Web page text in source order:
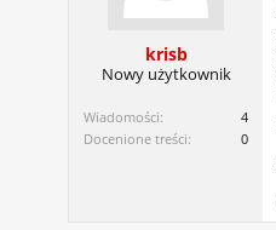
krisb
Nowy użytkownik
Wiadomości:
4
Docenione treści:
0